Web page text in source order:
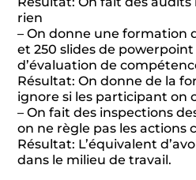
rien
– On donne une formation
et 250 slides de powerpoint
d’évaluation de
Résultat: On donne de la
ignore si les participant on
– On fait des inspections
on ne règle pas les actions
Résultat: L’équivalent
dans le milieu de travail.